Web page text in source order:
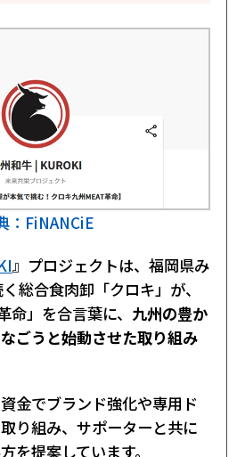
：FiNANCiE
』プロジェクトは、福岡県み
総合食肉卸「クロキ」が、
命」を合言葉に、 九州の豊か
ごうと始動させた取り組み
金でブランド強化や専用ド
り組み、サポーターと共に
を提案しています。